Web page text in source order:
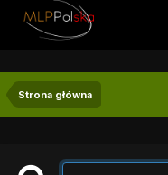
Strona główna